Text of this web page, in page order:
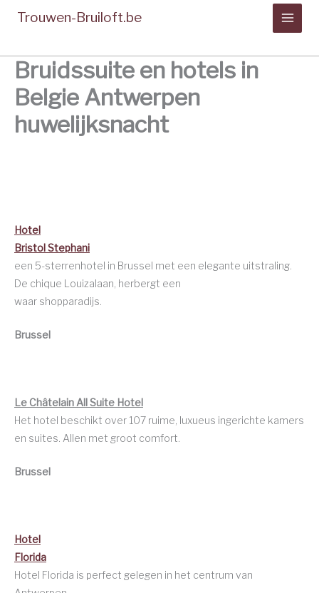
inhoud
Trouwen-Bruiloft.be
Bruidssuite en hotels in
Belgie Antwerpen
huwelijksnacht
Hotel
Bristol Stephani
een 5-sterrenhotel in Brussel met een elegante uitstraling.
De chique Louizalaan, herbergt een
waar shopparadijs.
Brussel
Le Châtelain All Suite Hotel
Het hotel beschikt over 107 ruime, luxueus ingerichte kamers
en suites. Allen met groot comfort.
Brussel
Hotel
Florida
Hotel Florida is perfect gelegen in het centrum van